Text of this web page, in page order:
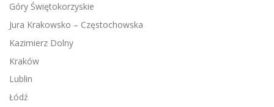
Góry Świętokorzyskie
Jura Krakowsko – Częstochowska
Kazimierz Dolny
Kraków
Lublin
Łódź